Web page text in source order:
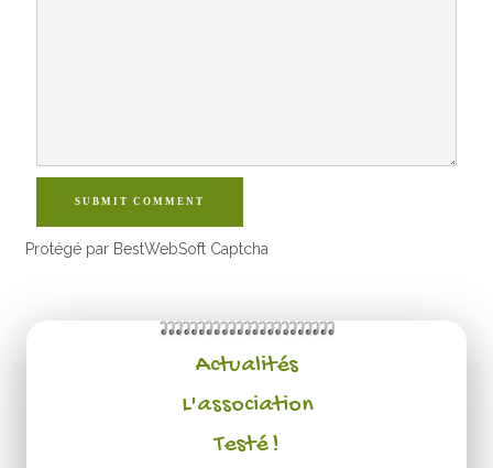
SUBMIT COMMENT
Protégé par BestWebSoft Captcha
Actualités
L'association
Testé !